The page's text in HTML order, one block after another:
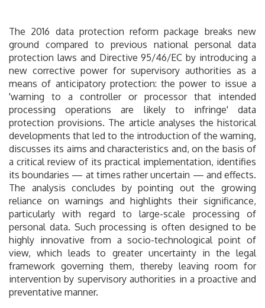
The 2016 data protection reform package breaks new
ground compared to previous national personal data
protection laws and Directive 95/46/EC by introducing a
new corrective power for supervisory authorities as a
means of anticipatory protection: the power to issue a
'warning to a controller or processor that intended
processing operations are likely to infringe' data
protection provisions. The article analyses the historical
developments that led to the introduction of the warning,
discusses its aims and characteristics and, on the basis of
a critical review of its practical implementation, identifies
its boundaries — at times rather uncertain — and effects.
The analysis concludes by pointing out the growing
reliance on warnings and highlights their significance,
particularly with regard to large-scale processing of
personal data. Such processing is often designed to be
highly innovative from a socio-technological point of
view, which leads to greater uncertainty in the legal
framework governing them, thereby leaving room for
intervention by supervisory authorities in a proactive and
preventative manner.